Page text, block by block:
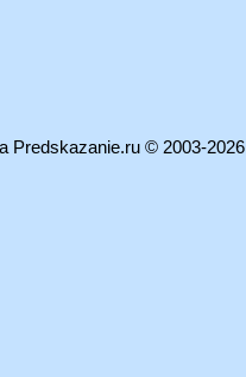
Predskazanie.ru© 2003-2026